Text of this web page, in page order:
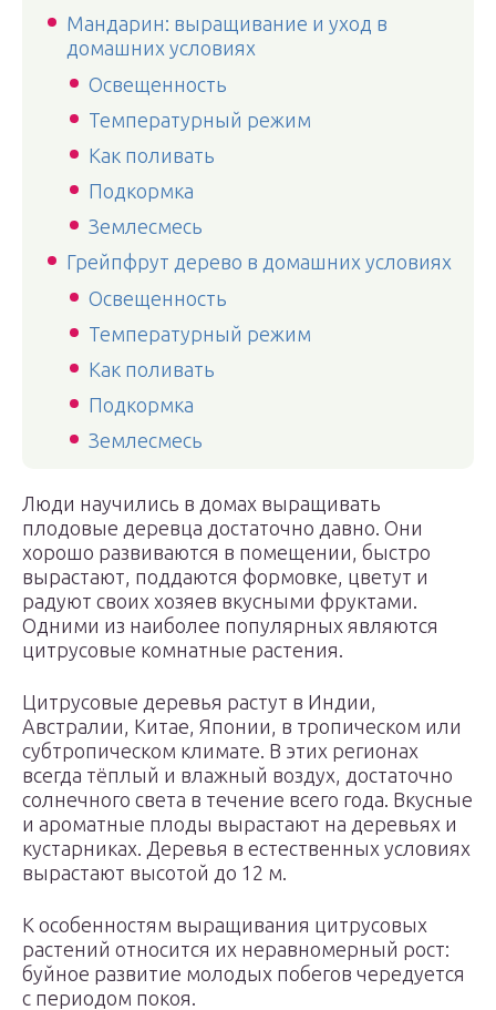
Мандарин: выращивание и уход в
домашних условиях
Освещенность
Температурный режим
Как поливать
Подкормка
Землесмесь
Грейпфрут дерево в домашних условиях
Освещенность
Температурный режим
Как поливать
Подкормка
Землесмесь
Люди научились в домах выращивать
плодовые деревца достаточно давно. Они
хорошо развиваются в помещении, быстро
вырастают, поддаются формовке, цветут и
радуют своих хозяев вкусными фруктами.
Одними из наиболее популярных являются
цитрусовые комнатные растения.
Цитрусовые деревья растут в Индии,
Австралии, Китае, Японии, в тропическом или
субтропическом климате. В этих регионах
всегда тёплый и влажный воздух, достаточно
солнечного света в течение всего года. Вкусные
и ароматные плоды вырастают на деревьях и
кустарниках. Деревья в естественных условиях
вырастают высотой до 12 м.
К особенностям выращивания цитрусовых
растений относится их неравномерный рост:
буйное развитие молодых побегов чередуется
с периодом покоя.